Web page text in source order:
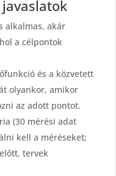
alkalmas, akár
a célpontok
és a közvetett
olyankor, amikor
az adott pontot.
(30 mérési adat
kell a méréseket;
tervek